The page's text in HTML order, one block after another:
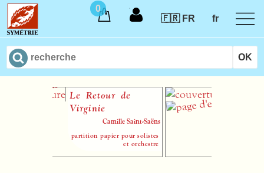
0
🇫🇷 FR
fr
Le Retour de
Virginie
Camille Saint-Saëns
partition papier pour solistes
et orchestre
Symphonie
mineur